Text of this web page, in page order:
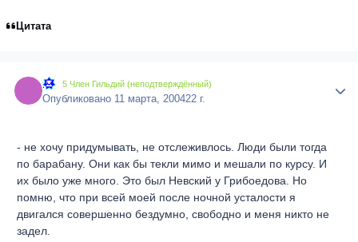
Цитата
# 5 Член Гильдий (неподтверждённый)
Опубликовано 11 марта, 200422 г.
- не хочу придумывать, не отслеживлось. Люди были тогда
по барабану. Они как бы текли мимо и мешали по курсу. И
их было уже много. Это был Невский у Грибоедова. Но
помню, что при всей моей после ночной усталости я
двигался совершенно бездумно, свободно и меня никто не
задел.